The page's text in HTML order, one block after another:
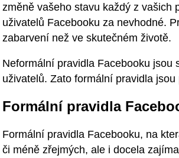
změně vašeho stavu každý z vašich
uživatelů Facebooku za nevhodné.
zabarvení než ve skutečném životě.
Neformální pravidla Facebooku jsou
uživatelů. Zato formální pravidla
Formální pravidla
Formální pravidla Facebooku, na
či méně zřejmých, ale i docela